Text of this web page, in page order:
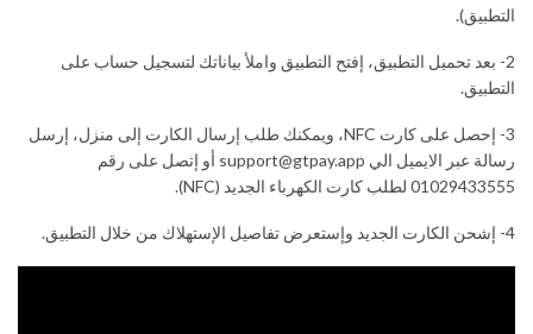
التطبيق).
2- بعد تحميل التطبيق، إفتح التطبيق واملأ بياناتك لتسجيل حساب على
التطبيق.
3- إحصل على كارت NFC، ويمكنك طلب إرسال الكارت إلى منزل، إرسل
رسالة عبر الايميل الي support@gtpay.app أو إتصل على رقم
01029433555 لطلب كارت الكهرباء الجديد (NFC).
4- إشحن الكارت الجديد وإستعرض تفاصيل الإستهلاك من خلال التطبيق.